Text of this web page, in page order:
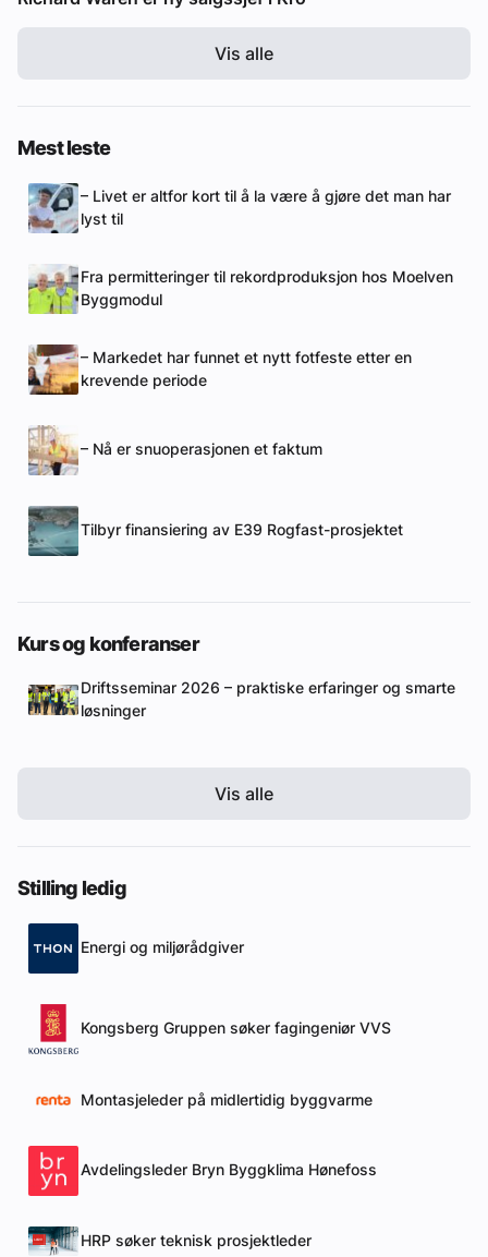
Vis alle
Mest leste
– Livet er altfor kort til å la være å gjøre det man har
lyst til
Fra permitteringer til rekordproduksjon hos Moelven
Byggmodul
– Markedet har funnet et nytt fotfeste etter en
krevende periode
– Nå er snuoperasjonen et faktum
Tilbyr finansiering av E39 Rogfast-prosjektet
Kurs og konferanser
Driftsseminar 2026 – praktiske erfaringer og smarte
løsninger
Vis alle
Stilling ledig
Energi og miljørådgiver
Kongsberg Gruppen søker fagingeniør VVS
Montasjeleder på midlertidig byggvarme
Avdelingsleder Bryn Byggklima Hønefoss
HRP søker teknisk prosjektleder